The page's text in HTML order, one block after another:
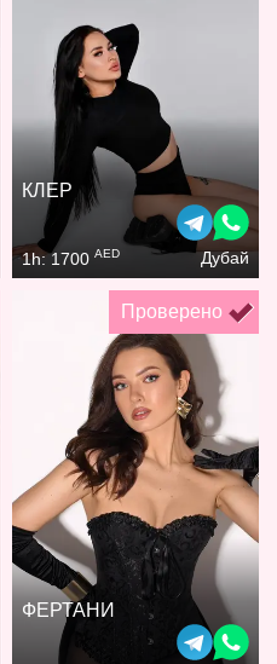
КЛЕР
1h: 1700 AED Дубай
Проверено
ФЕРТАНИ